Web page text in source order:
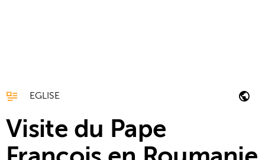
EGLISE
Visite du Pape